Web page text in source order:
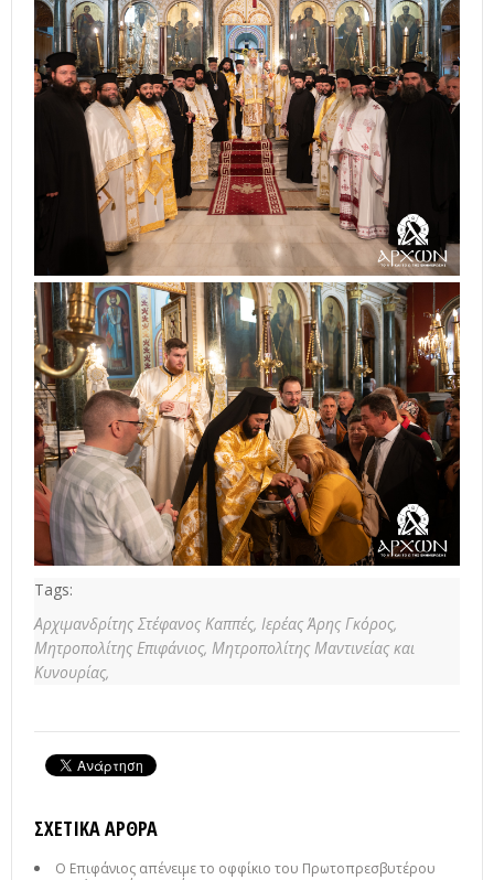
Tags:
Αρχιμανδρίτης Στέφανος Καππές, Ιερέας Άρης Γκόρος,
Μητροπολίτης Επιφάνιος, Μητροπολίτης Μαντινείας και
Κυνουρίας,
ΣΧΕΤΙΚΆ ΆΡΘΡΑ
Ο Επιφάνιος απένειμε το οφφίκιο του Πρωτοπρεσβυτέρου